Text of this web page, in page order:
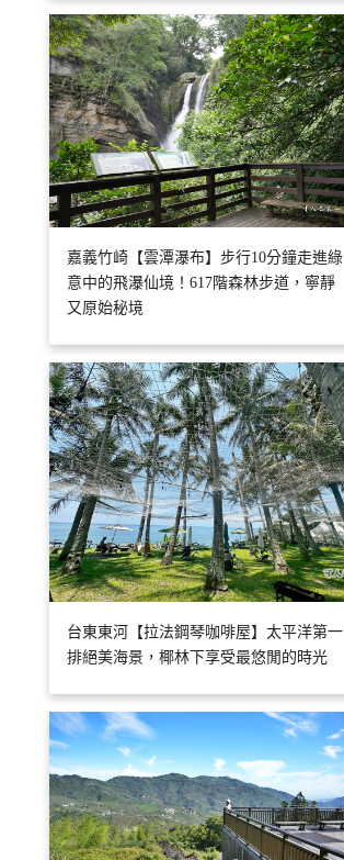
嘉義竹崎【雲潭瀑布】步行10分鐘走進綠
意中的飛瀑仙境！617階森林步道，寧靜
又原始秘境
台東東河【拉法鋼琴咖啡屋】太平洋第一
排絕美海景，椰林下享受最悠閒的時光